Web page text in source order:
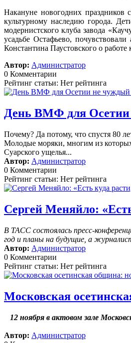
Накануне новогодних праздников
культурному наследию города.
модернистского клуба завода
усадьбе Остафьево,
Константина Паустовского о
Автор: Администратор
0 Комментарии
Рейтинг статьи: Нет рейтинга
День ВМФ для Осетии
Почему? Да потому, что спустя 80
Молодые моряки, многим из
Суарского ущелья...
Автор: Администратор
0 Комментарии
Рейтинг статьи: Нет рейтинга
Сергей Меняйло:
В ТАСС состоялась пресс-
год и планы на будущие, а
Автор: Администратор
0 Комментарии
Рейтинг статьи: Нет рейтинга
Московская
12 ноября в актовом зале
Автор: Администратор